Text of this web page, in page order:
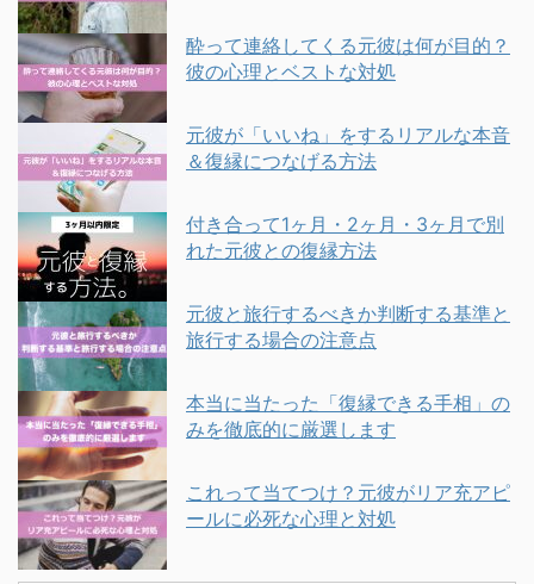
酔って連絡してくる元彼は何が目的？
彼の心理とベストな対処
元彼が「いいね」をするリアルな本音
＆復縁につなげる方法
付き合って1ヶ月・2ヶ月・3ヶ月で別
れた元彼との復縁方法
元彼と旅行するべきか判断する基準と
旅行する場合の注意点
本当に当たった「復縁できる手相」の
みを徹底的に厳選します
これって当てつけ？元彼がリア充アピ
ールに必死な心理と対処